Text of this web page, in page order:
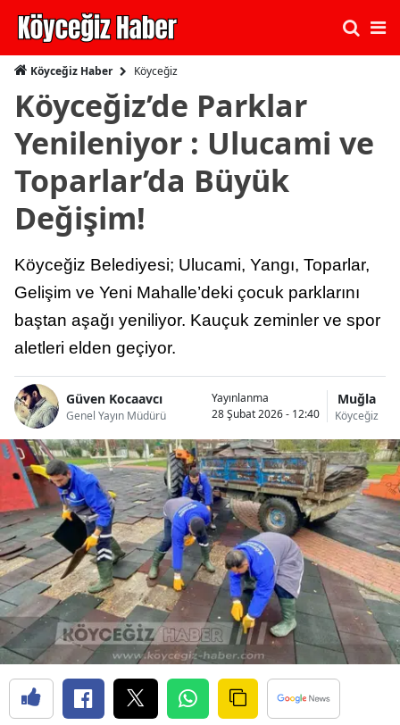
Köyceğiz Haber Köyceğiz
Köyceğiz’de Parklar
Yenileniyor : Ulucami ve
Toparlar’da Büyük
Değişim!
Köyceğiz Belediyesi; Ulucami, Yangı, Toparlar,
Gelişim ve Yeni Mahalle’deki çocuk parklarını
baştan aşağı yeniliyor. Kauçuk zeminler ve spor
aletleri elden geçiyor.
Güven Kocaavcı
Genel Yayın Müdürü
Yayınlanma
28 Şubat 2026 - 12:40
Muğla
Köyceğiz